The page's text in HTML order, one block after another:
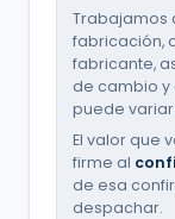
Trabajamos
fabricación,
fabricante,
de cambio y
puede
El valor que
firme al
de esa
despachar.